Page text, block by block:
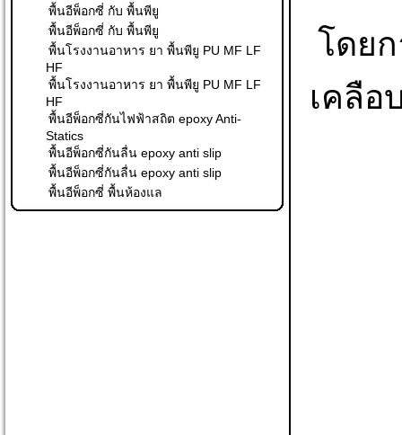
พื้นอีพ็อกซี่ กับ พื้นพียู
พื้นอีพ็อกซี่ กับ พื้นพียู
พื้นโรงงานอาหาร ยา พื้นพียู PU MF LF
HF
พื้นโรงงานอาหาร ยา พื้นพียู PU MF LF
HF
พื้นอีพ็อกซี่กันไฟฟ้าสถิต epoxy Anti-
Statics
พื้นอีพ็อกซี่กันลื่น epoxy anti slip
พื้นอีพ็อกซี่กันลื่น epoxy anti slip
พื้นอีพ็อกซี่ พื้นห้องแล
โดยก
เคลือ